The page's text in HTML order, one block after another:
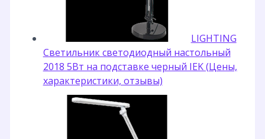
LIGHTING
Светильник светодиодный настольный
2018 5Вт на подставке черный IEK (Цены,
характеристики, отзывы)